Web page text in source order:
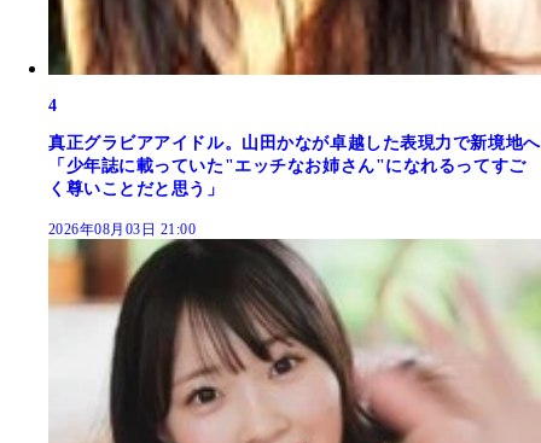
4
真正グラビアアイドル。山田かなが卓越した表現力で新境地へ
「少年誌に載っていた"エッチなお姉さん"になれるってすご
く尊いことだと思う」
2026年08月03日 21:00